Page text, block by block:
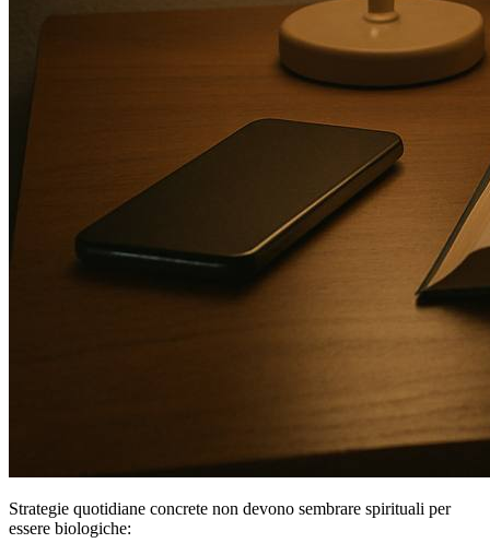
Strategie quotidiane concrete non devono sembrare spirituali per
essere biologiche: